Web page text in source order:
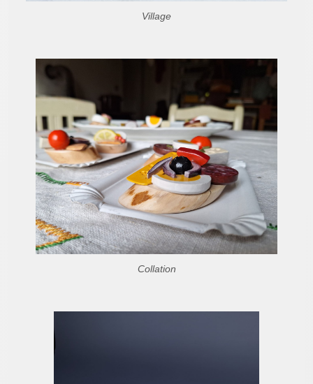
Village
Collation